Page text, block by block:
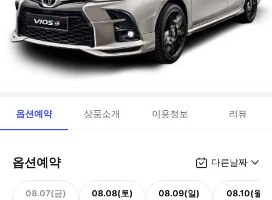
옵션예약 상품소개 이용정보 리뷰
옵션예약 다른날짜
08.07(금) 08.08(토) 08.09(일) 08.10(월)